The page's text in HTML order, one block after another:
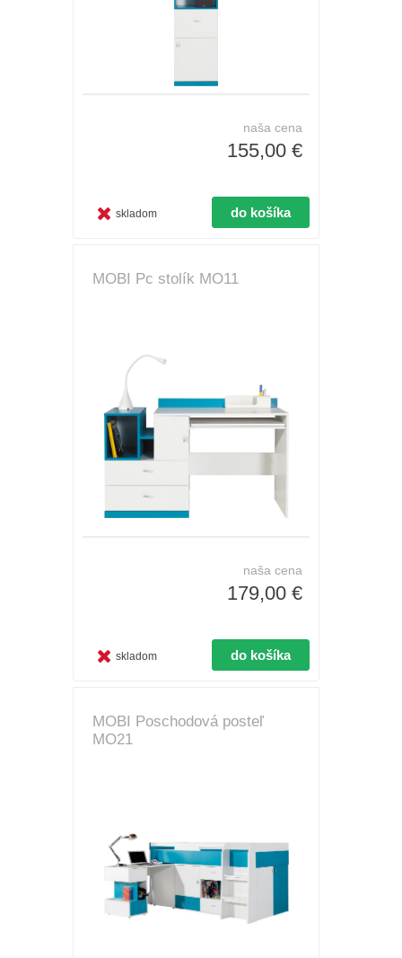
naša cena
155,00 €
skladom
MOBI Pc stolík MO11
naša cena
179,00 €
skladom
MOBI Poschodová posteľ
MO21